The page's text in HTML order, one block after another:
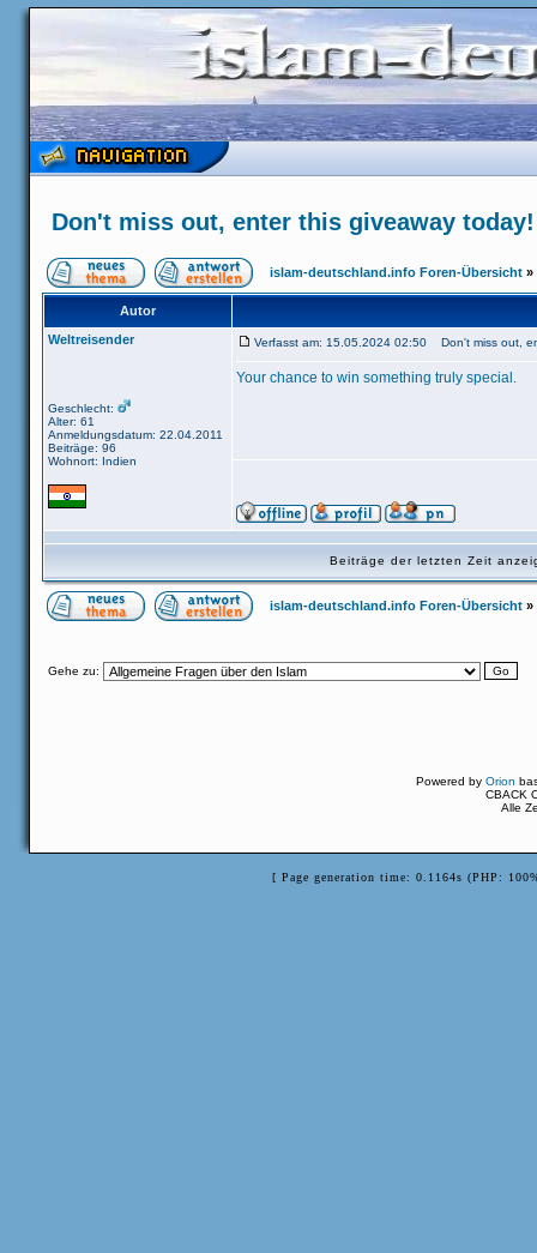
Don't miss out, enter this giveaway today!
islam-deutschland.info Foren-Übersicht »
Autor
Weltreisender
Geschlecht:
Alter: 61
Anmeldungsdatum: 22.04.2011
Beiträge: 96
Wohnort: Indien
Verfasst am: 15.05.2024 02:50 Don't miss out,
Your chance to win something truly special.
Beiträge der letzten Zeit
islam-deutschland.info Foren-Übersicht »
Gehe zu:
Powered byOrion
CBACK
Alle
[ Page generation time: 0.1164s (PHP: